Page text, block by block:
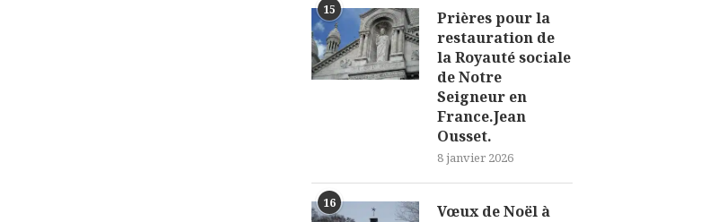
15
Prières pour la
restauration de
la Royauté sociale
de Notre
Seigneur en
France.Jean
Ousset.
8 janvier 2026
16
Vœux de Noël à